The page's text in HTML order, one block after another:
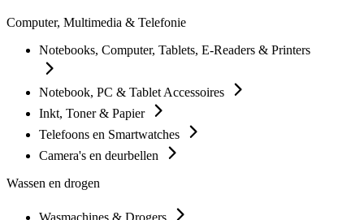
Computer, Multimedia & Telefonie
Notebooks, Computer, Tablets, E-Readers & Printers
Notebook, PC & Tablet Accessoires
Inkt, Toner & Papier
Telefoons en Smartwatches
Camera's en deurbellen
Wassen en drogen
Wasmachines & Drogers